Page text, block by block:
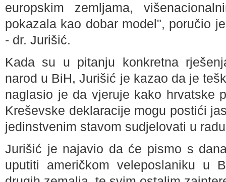
europskim zemljama,
pokazala kao dobar model", poručio
- dr. Jurišić.
Kada su u pitanju konkretna
narod u BiH, Jurišić je kazao da je
naglasio je da vjeruje kako hrvatske
Kreševske deklaracije mogu postići
jedinstvenim stavom sudjelovati u
Jurišić je najavio da će pismo s
uputiti američkom veleposlaniku u